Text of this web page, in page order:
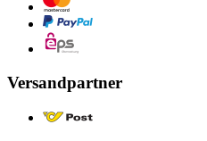
Versandpartner